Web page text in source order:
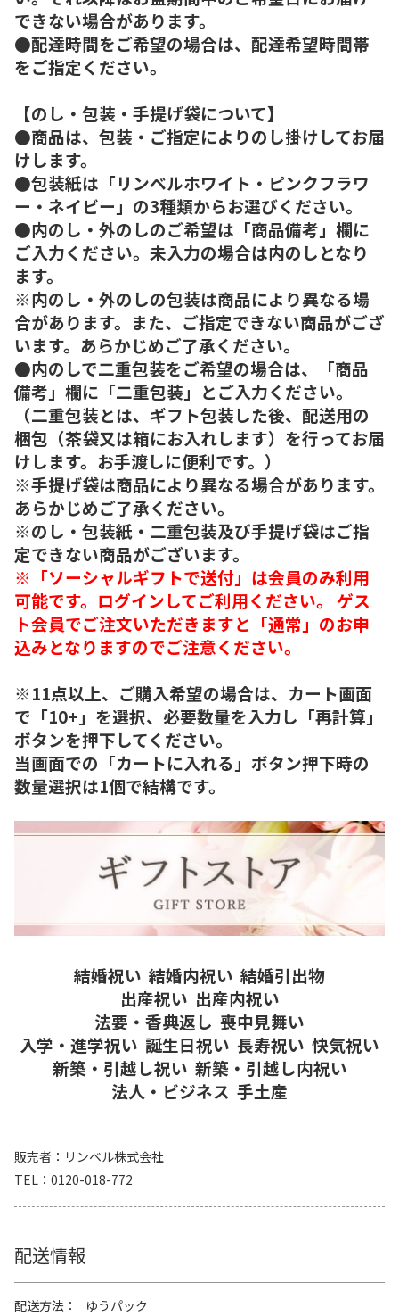
できない場合があります。
●配達時間をご希望の場合は、配達希望時間帯
をご指定ください。
【のし・包装・手提げ袋について】
●商品は、包装・ご指定によりのし掛けしてお届
けします。
●包装紙は「リンベルホワイト・ピンクフラワ
ー・ネイビー」の3種類からお選びください。
●内のし・外のしのご希望は「商品備考」欄に
ご入力ください。未入力の場合は内のしとなり
ます。
※内のし・外のしの包装は商品により異なる場
合があります。また、ご指定できない商品がござ
います。あらかじめご了承ください。
●内のしで二重包装をご希望の場合は、「商品
備考」欄に「二重包装」とご入力ください。
（二重包装とは、ギフト包装した後、配送用の
梱包（茶袋又は箱にお入れします）を行ってお届
けします。お手渡しに便利です。）
※手提げ袋は商品により異なる場合があります。
あらかじめご了承ください。
※のし・包装紙・二重包装及び手提げ袋はご指
定できない商品がございます。
※「ソーシャルギフトで送付」は会員のみ利用
可能です。ログインしてご利用ください。 ゲス
ト会員でご注文いただきますと「通常」のお申
込みとなりますのでご注意ください。
※11点以上、ご購入希望の場合は、カート画面
で「10+」を選択、必要数量を入力し「再計算」
ボタンを押下してください。
当画面での「カートに入れる」ボタン押下時の
数量選択は1個で結構です。
結婚祝い 結婚内祝い 結婚引出物
出産祝い 出産内祝い
法要・香典返し 喪中見舞い
入学・進学祝い 誕生日祝い 長寿祝い 快気祝い
新築・引越し祝い 新築・引越し内祝い
法人・ビジネス 手土産
販売者
リンベル株式会社
TEL
0120-018-772
配送情報
配送方法
ゆうパック